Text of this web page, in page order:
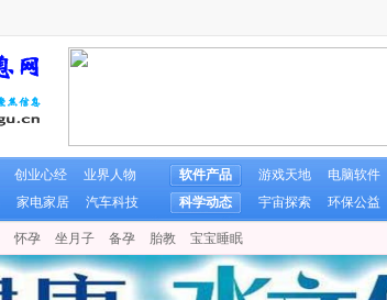
创业心经
业界人物
家电家居 汽车科技
软件产品 游戏天地 电脑软件
科学动态
宇宙探索 环保公益
怀孕 坐月子 备孕 胎教 宝宝睡眠